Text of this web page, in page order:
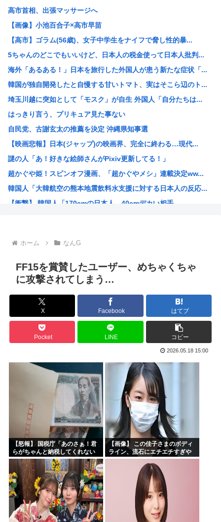
米農家「60kg作って1万8000円…コストは2万以上…...
3大もらって困るもの「釣った魚」「プリザーブドフラワー」
【画像】 松屋、食器の仕分けまでセルフに
GACKTや小沢仁志の「セリフが聞き取れない」 日本語作...
【参政党】神谷代表、食料品の消費減税「天下の愚策だ」と批...
【速報】NHK職員が番組出演者から性被害
ホリエモン「面接でさ、納豆パックの薄いフィルムって何のた...
【衝撃】れいわ新選組、「いのちの党」に党名変更 天畠大輔...
【画像】能年玲奈さん、穴あきスカート姿が強すぎてネット騒...
坊さんを今すぐ皆殺しにするべき理由が詰まった画像がこちら
福島県に住む普通の人「助けて、家を赤くしただけで村の人間...
台風15号「チャンホン」東日本の盆休み潰す
【速報】北海道江別大学生殺人事件、主犯格の川口被告(19...
高市首相、出張マッサージへ
【画像】小池百合子×高市早苗
【高市】ゴラム(56歳)、女子中学生をナイフで脅し性的暴...
5ちゃんのどこでもいいけど、日本人の税金使って日本人批判...
海外「あるある！」日本を旅行した外国人が患う新たな症状「...
韓国が独自開発したと自慢する甘いトマト、実はそこら辺のト...
埼玉川越に突如として「モスク」が自生 外国人「自分たちは...
はっきり言う、プリキュア見た事ない
自民党、古謝玄太の推薦を決定 沖縄県知事選
【映画悲報】日本(ジャップ)の映画界、完全に終わる…現代...
謎の人「あ！好きな絵師さんがPixiv更新してる！」
超かぐや姫！スピンオフ漫画、「超かぐやメシ」連載決定ww...
韓国人「大韓航空の熊本地震飲料水支援に対する日本人の反応...
【衝撃】 韓国人「170cmの日本人、40cmデカい相手...
米農家「60kg作って1万8000円…コストは2万以上…...
井口裕香さん、「ケツ鍛えるより演技力鍛えろよ」とアニメフ...
氷河期世代『ルッキズムが一番酷かったのは00年代、こうい...
ちいかわ映画見てきたんやがバッドエンドすぎん？
熊本県民「俺たち逆らわねえだぁ！自民党様に従いますだぁ！...
お絵描きAIくん、読む本が決まらない、可愛い女の子も作れ...
お前らお盆の準備をしたか？国父安倍晋三が天国から帰ってく...
韓国人「悲報：FIFA会長にさえ2002年W杯で韓国が審...
韓国人「日本のサッカー協会も性接待やってるんじゃないです...
小泉進次郎「北朝鮮に厳重に抗議し、強く非難した」
今期アニメ、無職さよララ乙女怪獣ヤニねこ鉄ジャン天幕きみ...
日本さん食料自給率が過去最低に 25年度37% 主要先進...
ホーム なんG
FF15を賞賛したユーザー、めちゃくちゃ
に攻撃されてしまう…
X Facebook はてブ
Pocket LINE コピー
2026.05.18 15:00
【怒報】 国税庁「あのさぁ！君
らがちゃんと納税してくれない
とこうなっちゃうけどどうす
る？！」←これw w w w w w w w
【画像】 この佳子さまのボディ
ライン、流石にエチエチすぎや
ろ！